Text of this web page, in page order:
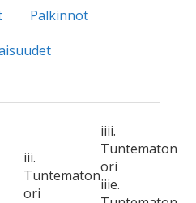
Palkinnot
iii.
Tuntematon
ori
iiii.
Tuntematon
ori
iiie.